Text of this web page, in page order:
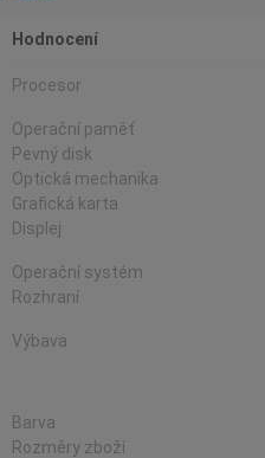
Hodnocení
Procesor
Operační paměť
Pevný disk
Optická mechanika
Grafická karta
Displej
Operační systém
Rozhraní
Výbava
Barva
Rozměry zboží